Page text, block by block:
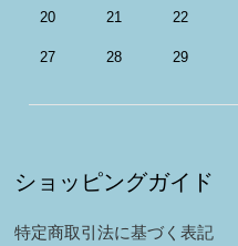
20 21 22
27 28 29
ショッピングガイド
特定商取引法に基づく表記